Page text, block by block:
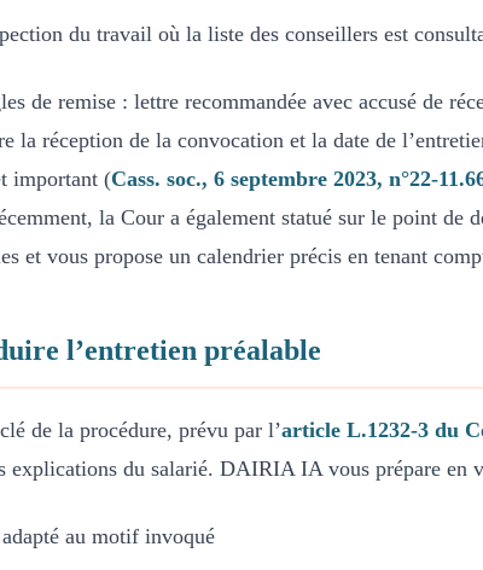
du travail où la liste des conseillers est
de remise : lettre recommandée avec accusé de
la réception de la convocation et la date de
important (Cass. soc., 6 septembre 2023, n°22-
la Cour a également statué sur le point de
et vous propose un calendrier précis en tenant
l’entretien préalable
de la procédure, prévu par l’article L.1232-3 du
explications du salarié. DAIRIA IA vous prépare en
au motif invoqué